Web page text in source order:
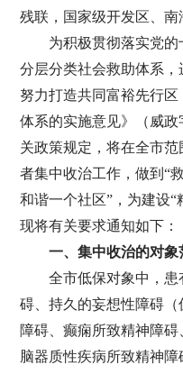
残联，国家级开发区、南
为积极贯彻落实党
分层分类社会救助体系，
努力打造共同富裕先行
体系的实施意见》（威政
关政策规定，将在全市
者集中收治工作，做到“
和谐一个社区”，为建设“
现将有关要求通知如下：
一、集中收治的对象
全市低保对象中，
碍、持久的妄想性障碍（
障碍、癫痫所致精神障碍
脑器质性疾病所致精神